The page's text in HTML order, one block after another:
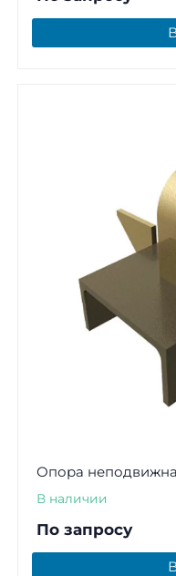
Опора
В наличии
По запросу